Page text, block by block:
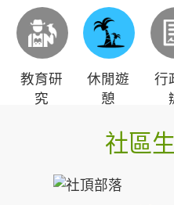
教育研
究
休閒遊
憩
行
社區